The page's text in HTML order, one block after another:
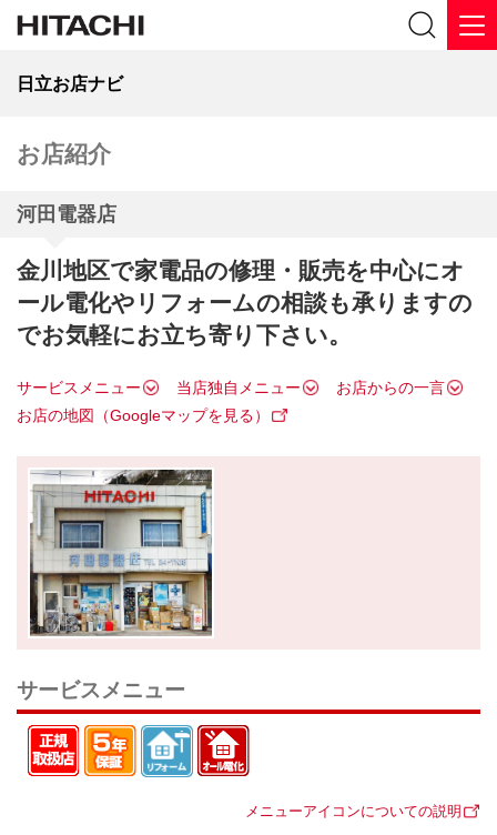
日立お店ナビ
お店紹介
河田電器店
金川地区で家電品の修理・販売を中心にオ
ール電化やリフォームの相談も承りますの
でお気軽にお立ち寄り下さい。
サービスメニュー 当店独自メニュー
お店からの一言
お店の地図（Googleマップを見る）
サービスメニュー
メニューアイコンについての説明